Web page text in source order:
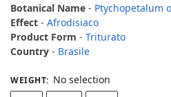
Botanical Name - Ptychopetalum
Effect - Afrodisiaco
Product Form - Triturato
Country - Brasile
WEIGHT: No selection